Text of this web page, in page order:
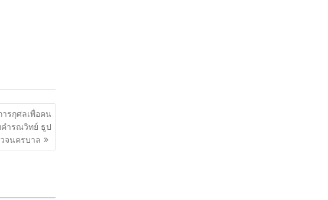
รกุศลเพื่อคน
คำรณวิทย์ ธูป
จนครบาล